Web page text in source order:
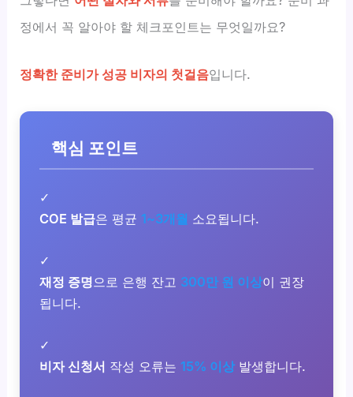
정에서 꼭 알아야 할 체크포인트는 무엇일까요?
정확한 준비가 성공 비자의 첫걸음입니다.
핵심 포인트
✓
COE 발급은 평균 1~3개월 소요됩니다.
✓
재정 증명으로 은행 잔고 300만 원 이상이 권장
됩니다.
✓
비자 신청서 작성 오류는 15% 이상 발생합니다.